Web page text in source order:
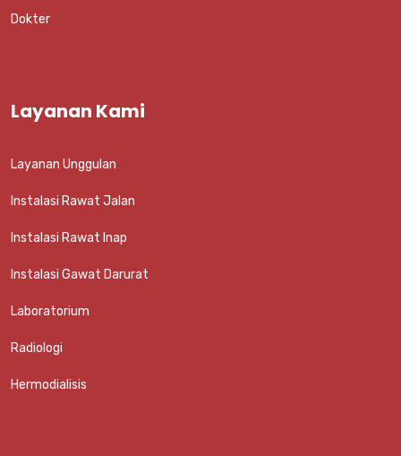
Dokter
Layanan Kami
Layanan Unggulan
Instalasi Rawat Jalan
Instalasi Rawat Inap
Instalasi Gawat Darurat
Laboratorium
Radiologi
Hermodialisis